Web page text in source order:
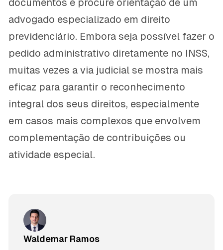
documentos e procure orientação de um
advogado especializado em direito
previdenciário. Embora seja possível fazer o
pedido administrativo diretamente no INSS,
muitas vezes a via judicial se mostra mais
eficaz para garantir o reconhecimento
integral dos seus direitos, especialmente
em casos mais complexos que envolvem
complementação de contribuições ou
atividade especial.
Waldemar Ramos